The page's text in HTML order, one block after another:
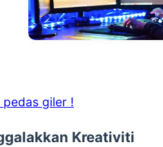
pedas giler !
Kreativiti